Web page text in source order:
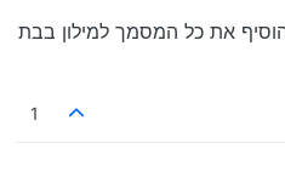
את כל המסמך למילון בבת
1